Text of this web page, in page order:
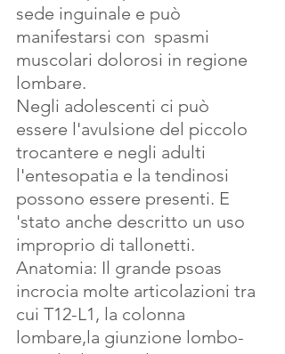
sede inguinale e può
manifestarsi con  spasmi
muscolari dolorosi in regione
lombare.
Negli adolescenti ci può
essere l'avulsione del piccolo
trocantere e negli adulti
l'entesopatia e la tendinosi
possono essere presenti. E
'stato anche descritto un uso
improprio di tallonetti.
Anatomia: Il grande psoas
incrocia molte articolazioni tra
cui T12-L1, la colonna
lombare,la giunzione lombo-